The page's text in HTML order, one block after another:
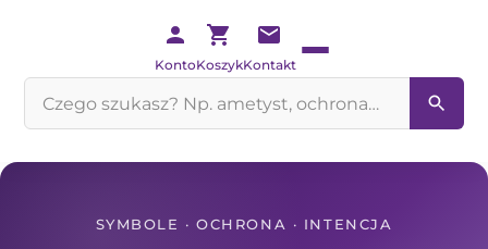
KontoKoszykKontakt
SYMBOLE · OCHRONA · INTENCJA